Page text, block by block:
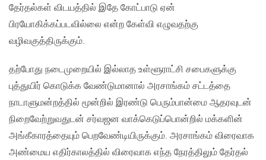
தேர்தல்கள் விடயத்தில் இதே கோட்பாடு ஏன்
பிரயோகிக்கப்படவில்லை என்ற கேள்வி எழுவதற்கு
வழிவகுத்திருக்கும்.
தற்போது நடைமுறையில் இல்லாத உள்ளூராட்சி சபைகளுக்கு
புத்துயிர் கொடுக்க வேண்டுமானால் அரசாங்கம் சட்டத்தை
நாடாளுமன்றத்தில் மூன்றில் இரண்டு பெரும்பான்மை ஆதரவுடன்
நிறைவேற்றுவதுடன் சர்வஜன வாக்கெடுப்பொன்றில் மக்களின்
அங்கீகாரத்தையும் பெறவேண்டியிருக்கும். அரசாங்கம் விரைவாக
அண்மைய எதிர்காலத்தில் விரைவாக எந்த நேரத்திலும் தேர்தல்